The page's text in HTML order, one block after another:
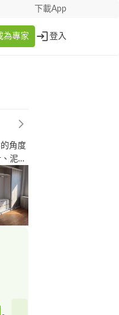
下載App
為專家 登入
角度
泥
務區
算：5
~ 官
專業
量 服
的設
報價